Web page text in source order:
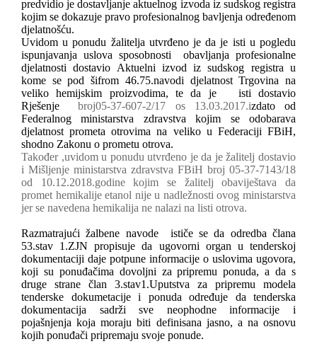
predvidio je dostavljanje aktuelnog izvoda iz sudskog registra
kojim se dokazuje pravo profesionalnog bavljenja određenom
djelatnošću.
Uvidom u ponudu žalitelja utvrđeno je da je isti u pogledu
ispunjavanja uslova sposobnosti
obavljanja profesionalne
djelatnosti dostavio Aktuelni izvod iz sudskog registra u
kome se pod šifrom 46.75.navodi djelatnost Trgovina na
veliko hemijskim proizvodima, te da je
isti dostavio
Rješenje
broj05-37-607-2/17 os 13.03.2017.izdato od
Federalnog ministarstva zdravstva kojim se odobarava
djelatnost prometa otrovima na veliko u Federaciji FBiH,
shodno Zakonu o prometu otrova.
Također ,uvidom u ponudu utvrđeno je da je žalitelj dostavio
i Mišljenje ministarstva zdravstva FBiH broj 05-37-7143/18
od 10.12.2018.godine kojim se žalitelj obaviještava da
promet hemikalije etanol nije u nadležnosti ovog ministarstva
jer se navedena hemikalija ne nalazi na listi otrova.
Razmatrajući žalbene navode
ističe se da odredba člana
53.stav 1.ZJN propisuje da ugovorni organ u tenderskoj
dokumentaciji daje potpune informacije o uslovima ugovora,
koji su ponuđačima dovoljni za pripremu ponuda, a da s
druge strane član 3.stav1.Uputstva za pripremu modela
tenderske dokumetacije i ponuda određuje da tenderska
dokumentacija sadrži sve neophodne informacije i
pojašnjenja koja moraju biti definisana jasno, a na osnovu
kojih ponuđači pripremaju svoje ponude.